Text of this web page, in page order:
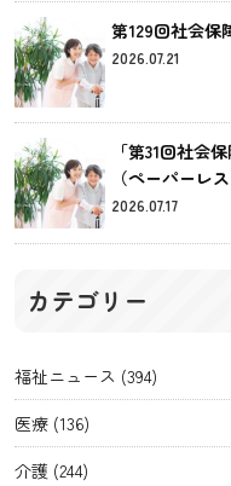
第129回社会保
2026.07.21
「第31回社会
（ペーパーレス
2026.07.17
カテゴリー
福祉ニュース (394)
医療 (136)
介護 (244)